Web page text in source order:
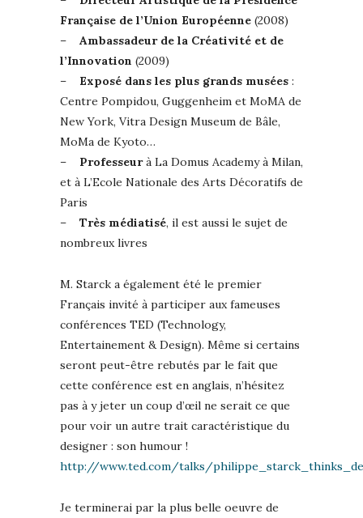
Française de l’Union Européenne (2008)
– Ambassadeur de la Créativité et de
l’Innovation (2009)
– Exposé dans les plus grands musées :
Centre Pompidou, Guggenheim et MoMA de
New York, Vitra Design Museum de Bâle,
MoMa de Kyoto…
– Professeurà La Domus Academy à Milan,
et à L’Ecole Nationale des Arts Décoratifs de
Paris
– Très médiatisé, il est aussi le sujet de
nombreux livres
M. Starck a également été le premier
Français invité à participer aux fameuses
conférences TED (Technology,
Entertainement & Design). Même si certains
seront peut-être rebutés par le fait que
cette conférence est en anglais, n’hésitez
pas à y jeter un coup d’œil ne serait ce que
pour voir un autre trait caractéristique du
designer : son humour !
http://www.ted.com/talks/
Je terminerai par la plus belle oeuvre de